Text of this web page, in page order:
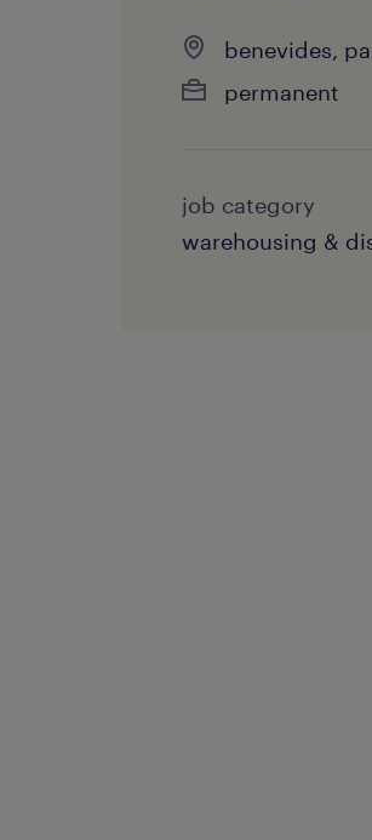
benevides,
permanent
job category
warehousing &